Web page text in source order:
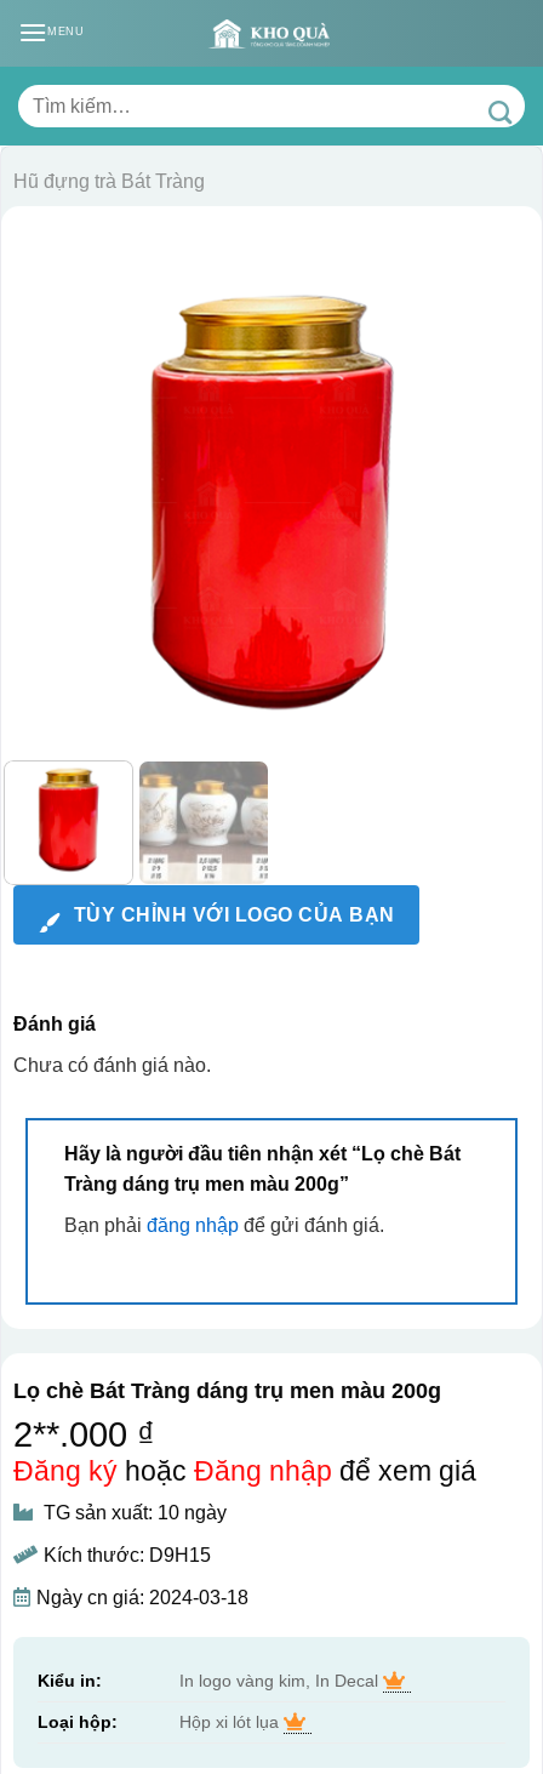
MENU
Tìm
kiếm:
Hũ đựng trà Bát Tràng
TÙY CHỈNH VỚI LOGO CỦA BẠN
Đánh giá
Chưa có đánh giá nào.
Hãy là người đầu tiên nhận xét “Lọ chè Bát
Tràng dáng trụ men màu 200g”
Bạn phải đăng nhậpđể gửi đánh giá.
Lọ chè Bát Tràng dáng trụ men màu 200g
2**.000 ₫
Đăng kýhoặc Đăng nhập để xem giá
TG sản xuất: 10 ngày
Kích thước: D9H15
Ngày cn giá: 2024-03-18
Kiểu in: In logo vàng kim, In Decal
Loại hộp: Hộp xi lót lụa